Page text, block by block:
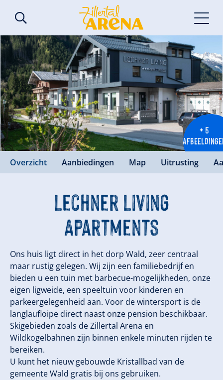
+ 5
Overzicht Aanbiedingen Map Uitrusting
Lechner Living
Apartments
Ons huis ligt direct in het dorp Wald, zeer centraal
maar rustig gelegen. Wij zijn een familiebedrijf en
bieden u een tuin met barbecue-mogelijkheden, onze
eigen ligweide, een speeltuin voor kinderen en
parkeergelegenheid aan. Voor de wintersport is de
langlaufloipe direct naast onze pension beschikbaar.
Skigebieden zoals de Zillertal Arena en
Wildkogelbahnen zijn binnen enkele minuten rijden te
bereiken.
U kunt het nieuw gebouwde Kristallbad van de
gemeente Wald gratis bij ons gebruiken.